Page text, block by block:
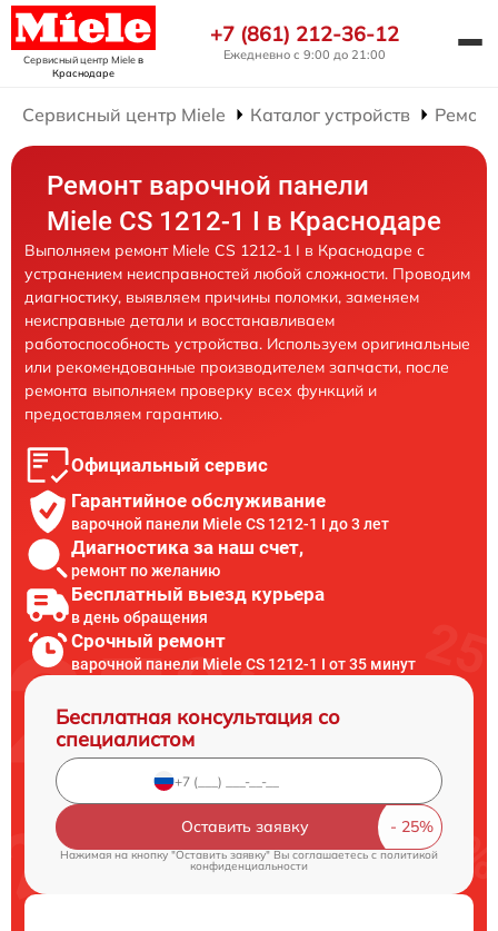
Сервисный центр Mieleв
Краснодаре
+7 (861) 212-36-12
Ежедневно с 9:00 до 21:00
Сервисный центр Miele Каталог устройств
Ремонт варочной панели
Miele CS 1212-1 I в Краснодаре
Выполняем ремонт Miele CS 1212-1 I в Краснодаре с
устранением неисправностей любой сложности. Проводим
диагностику, выявляем причины поломки, заменяем
неисправные детали и восстанавливаем
работоспособность устройства. Используем оригинальные
или рекомендованные производителем запчасти, после
ремонта выполняем проверку всех функций и
предоставляем гарантию.
Официальный сервис
Гарантийное обслуживание
варочной панели Miele CS 1212-1 I до 3 лет
Диагностика за наш счет,
ремонт по желанию
Бесплатный выезд курьера
в день обращения
Срочный ремонт
варочной панели Miele CS 1212-1 I от 35 минут
Бесплатная консультация со
специалистом
Оставить заявку
Нажимая на кнопку "Оставить заявку" Вы соглашаетесь cполитикой
конфиденциальности